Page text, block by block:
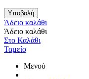
Υποβολή
Άδειο καλάθι
Άδειο καλάθι
Στο Καλάθι
Ταμείο
Μενού